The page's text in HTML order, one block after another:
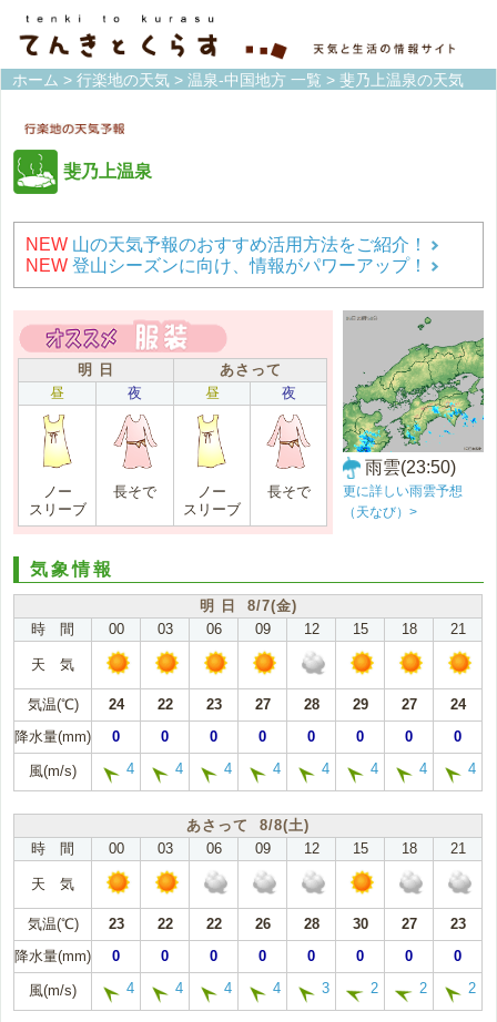
ホーム > 行楽地の天気 > 温泉-中国地方 一覧 > 斐乃上温泉の天気
斐乃上温泉
NEW 山の天気予報のおすすめ活用方法をご紹介！
NEW 登山シーズンに向け、情報がパワーアップ！
明 日
あさって
昼
夜 昼 夜
ノー
スリーブ
長そで
ノー
スリーブ
長そで
雨雲(23:50)
更に詳しい雨雲予想
（天なび）>
気象情報
明 日 8/7(金)
時 間
00 03 06 09 12 15 18 21
天 気
気温(℃) 24 22 23 27 28 29 27
24
降水量(mm)
0 0 0 0 0 0 0 0
風(m/s) 4 4 4 4 4 4 4 4
あさって 8/8(土)
時 間
00 03 06 09 12 15 18 21
天 気
気温(℃) 23 22 22 26 28 30 27
23
降水量(mm)
0 0 0 0 0 0 0 0
風(m/s) 4 4 4 4 3 2 2 2